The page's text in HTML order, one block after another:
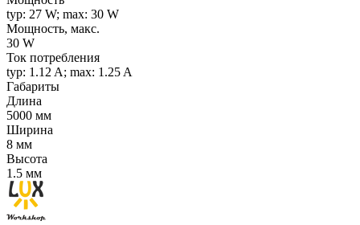
typ: 27 W; max: 30 W
Мощность, макс.
30 W
Ток потребления
typ: 1.12 A; max: 1.25 A
Габариты
Длина
5000 мм
Ширина
8 мм
Высота
1.5 мм